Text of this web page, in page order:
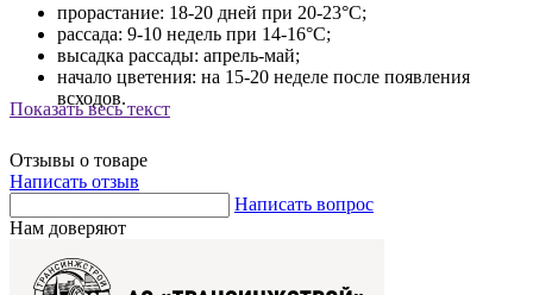
Показать весь текст
прорастание: 18-20 дней при 20-23°С;
рассада: 9-10 недель при 14-16°С;
высадка рассады: апрель-май;
начало цветения: на 15-20 неделе после появления
всходов.
Отзывы о товаре
Написать отзыв
Написать вопрос
Нам доверяют